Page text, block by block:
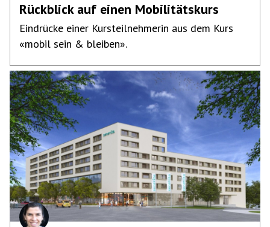
Rückblick auf einen Mobilitätskurs
Eindrücke einer Kursteilnehmerin aus dem Kurs
«mobil sein & bleiben».